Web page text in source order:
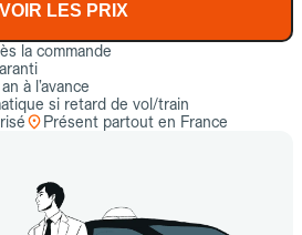
VOIR LES PRIX
la commande
à l’avance
si retard de vol/train
Présent partout en France